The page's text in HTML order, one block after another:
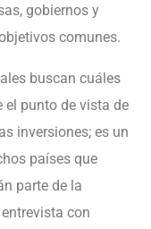
gobiernos y
comunes.
buscan cuáles
el punto de vista de
inversiones; es un
países que
parte de la
con